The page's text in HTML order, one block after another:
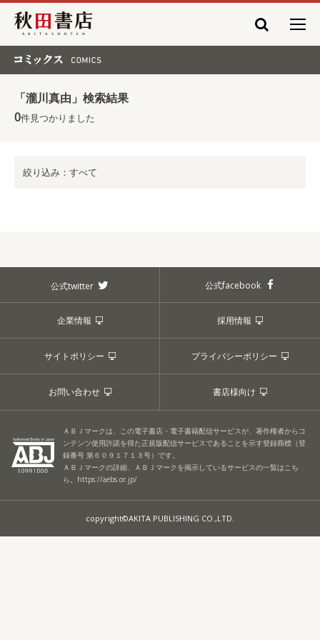
秋田書店
「瀧川真由」検索結果
0件見つかりました
絞り込み：すべて
公式twitter 公式facebook
企業情報 採用情報
サイトポリシー プライバシーポリシー
お問い合わせ 書店様向け
ＡＢＪマークは、この電子書店・電子書籍配信サービスが、著作権者からコ
ンテンツ使用許諾を得た正規版配信サービスであることを示す登録商標（登
録番号 第６０９１７１３号）です。
ＡＢＪマークの詳細、ＡＢＪマークを掲示しているサービスの一覧はこち
ら。 https://aebs.or.jp/
copyright©AKITA PUBLISHING CO.,LTD.